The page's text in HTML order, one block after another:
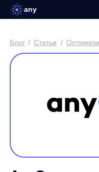
any
AnyQuery —
SaaS-бизнеса